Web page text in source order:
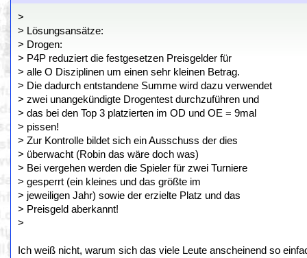
>
> Lösungsansätze:
> Drogen:
> P4P reduziert die festgesetzen Preisgelder für
> alle O Disziplinen um einen sehr kleinen Betrag.
> Die dadurch entstandene Summe wird dazu verwendet
> zwei unangekündigte Drogentest durchzuführen und
> das bei den Top 3 platzierten im OD und OE = 9mal
> pissen!
> Zur Kontrolle bildet sich ein Ausschuss der dies
> überwacht (Robin das wäre doch was)
> Bei vergehen werden die Spieler für zwei Turniere
> gesperrt (ein kleines und das größte im
> jeweiligen Jahr) sowie der erzielte Platz und das
> Preisgeld aberkannt!
>
Ich weiß nicht, warum sich das viele Leute anscheinend so